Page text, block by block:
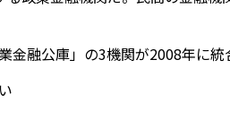
金融公庫」の3機関が2008年に